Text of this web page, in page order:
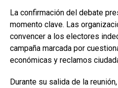
La confirmación del debate
momento clave. Las
convencer a los electores
campaña marcada por
económicas y reclamos
Durante su salida de la